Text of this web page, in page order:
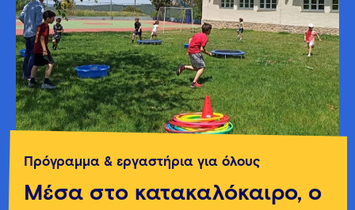
Πρόγραμμα & εργαστήρια για όλους
Μέσα στο κατακαλόκαιρο, ο